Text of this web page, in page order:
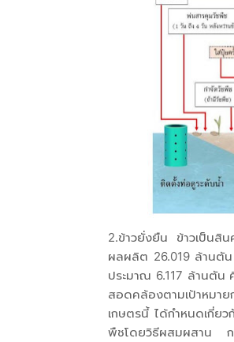
2.ข้าวยั่งยืน ข้าวเป็นสิ
ผลผลิต 26.019 ล้าน
ประมาณ 6.117 ล้านตัน
สอดคล้องตามเป้าหมา
เกษตรนี้ ได้กำหนดเกี่ย
พืชโดยวิธีผสมผสาน ก